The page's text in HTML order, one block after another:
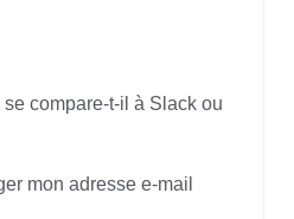
compare-t-il à Slack ou
mon adresse e-mail